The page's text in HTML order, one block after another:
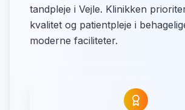
tandpleje i Vejle. Klinikken
kvalitet og patientpleje i
moderne faciliteter.